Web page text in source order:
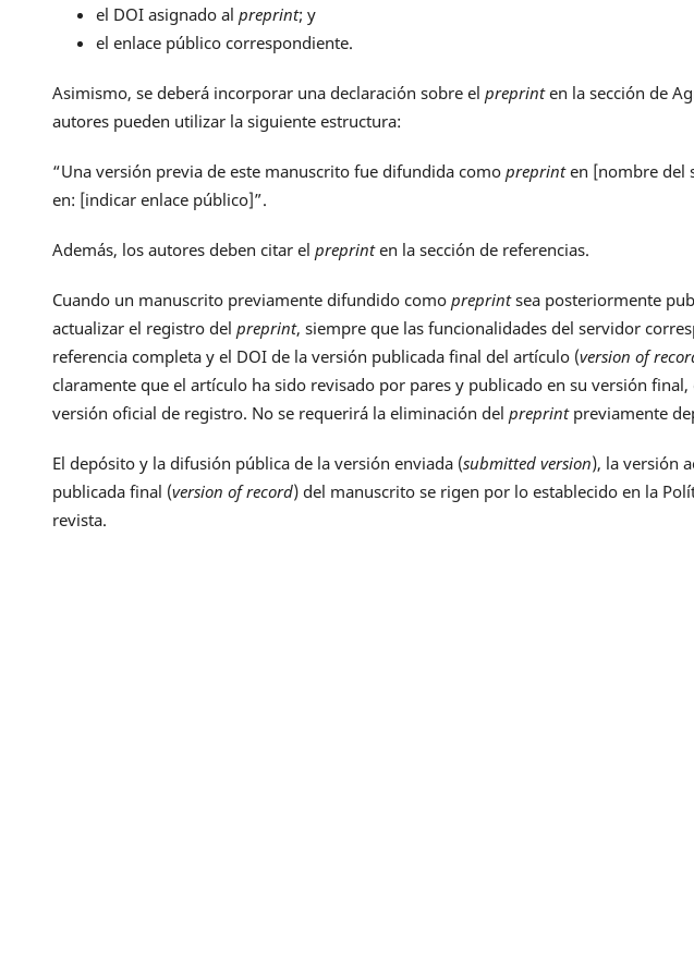
el DOI asignado al preprint; y
el enlace público correspondiente.
Asimismo, se deberá incorporar una declaración sobre el preprinten la sección de
autores pueden utilizar la siguiente estructura:
“Una versión previa de este manuscrito fue difundida comopreprinten [nombre del
en: [indicar enlace público]”.
Además, los autores deben citar el preprinten la sección de referencias.
Cuando un manuscrito previamente difundido comopreprintsea posteriormente
actualizar el registro del preprint, siempre que las funcionalidades del servidor
referencia completa y el DOI de la versión publicada final del artículo (version of
claramente que el artículo ha sido revisado por pares y publicado en su versión
versión oficial de registro. No se requerirá la eliminación del preprintpreviamente
El depósito y la difusión pública de la versión enviada (submitted version), la versión
publicada final (version of record) del manuscrito se rigen por lo establecido en la
revista.